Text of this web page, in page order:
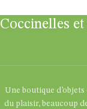
Coccinelles
Une boutique
du plaisir, beaucoup